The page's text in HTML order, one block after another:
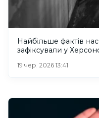
Найбільше фактів
зафіксували у
19 чер. 2026 13:41